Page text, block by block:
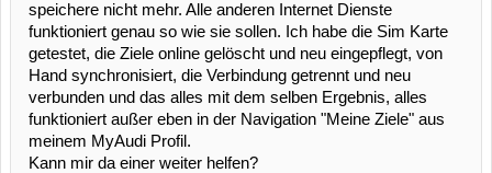
speichere nicht mehr. Alle anderen Internet Dienste
funktioniert genau so wie sie sollen. Ich habe die Sim Karte
getestet, die Ziele online gelöscht und neu eingepflegt, von
Hand synchronisiert, die Verbindung getrennt und neu
verbunden und das alles mit dem selben Ergebnis, alles
funktioniert außer eben in der Navigation "Meine Ziele" aus
meinem MyAudi Profil.
Kann mir da einer weiter helfen?